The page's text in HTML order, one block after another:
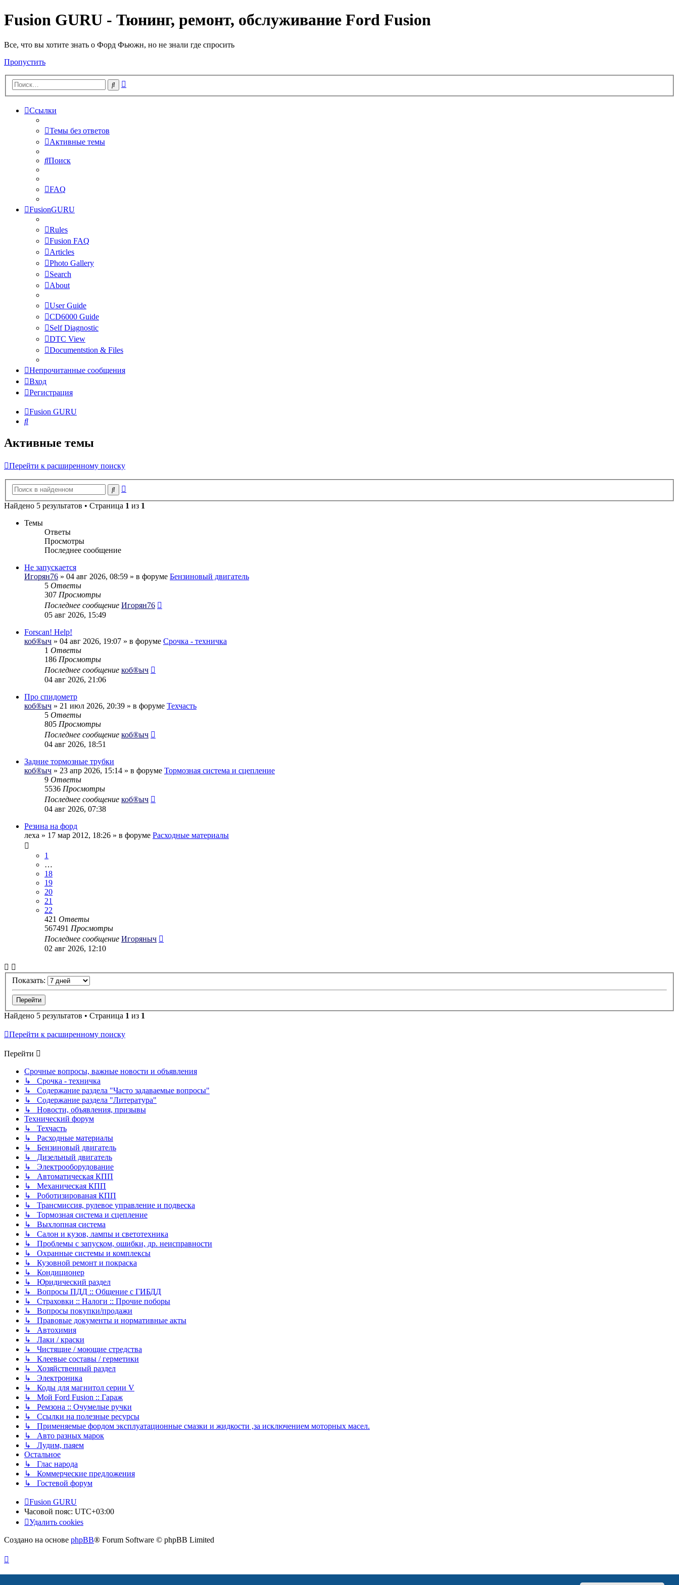
Fusion GURU - Тюнинг, ремонт, обслуживание Ford Fusion
Все, что вы хотите знать о Форд Фьюжн, но не знали где спросить
Пропустить
Поиск
Ссылки
Темы без ответов
Активные темы
Поиск
FAQ
FusionGURU
Rules
Fusion FAQ
Articles
Photo Gallery
Search
About
User Guide
CD6000 Guide
Self Diagnostic
DTC View
Documentstion & Files
Непрочитанные сообщения
Вход
Регистрация
Fusion GURU
Поиск
Активные темы
Перейти к расширенному поиску
Поиск
Найдено 5 результатов • Страница 1 из 1
Темы
Ответы
Просмотры
Последнее сообщение
Не запускается
Игорян76 » 04 авг 2026, 08:59 » в форуме Бензиновый двигатель
5 Ответы
307 Просмотры
Последнее сообщение Игорян76
05 авг 2026, 15:49
Forscan! Help!
коб®ыч » 04 авг 2026, 19:07 » в форуме Срочка - техничка
1 Ответы
186 Просмотры
Последнее сообщение коб®ыч
04 авг 2026, 21:06
Про спидометр
коб®ыч » 21 июл 2026, 20:39 » в форуме Техчасть
5 Ответы
805 Просмотры
Последнее сообщение коб®ыч
04 авг 2026, 18:51
Задние тормозные трубки
коб®ыч » 23 апр 2026, 15:14 » в форуме Тормозная система и сцепление
9 Ответы
5536 Просмотры
Последнее сообщение коб®ыч
04 авг 2026, 07:38
Резина на форд
леха » 17 мар 2012, 18:26 » в форуме Расходные материалы
1
…
18
19
20
21
22
421 Ответы
567491 Просмотры
Последнее сообщение Игоряныч
02 авг 2026, 12:10
Показать:
Найдено 5 результатов • Страница 1 из 1
Перейти к расширенному поиску
Перейти
Срочные вопросы, важные новости и объявления
↳ Срочка - техничка
↳ Содержание раздела "Часто задаваемые вопросы"
↳ Содержание раздела "Литература"
↳ Новости, объявления, призывы
Технический форум
↳ Техчасть
↳ Расходные материалы
↳ Бензиновый двигатель
↳ Дизельный двигатель
↳ Электрооборудование
↳ Автоматическая КПП
↳ Механическая КПП
↳ Роботизированая КПП
↳ Трансмиссия, рулевое управление и подвеска
↳ Тормозная система и сцепление
↳ Выхлопная система
↳ Салон и кузов, лампы и светотехника
↳ Проблемы с запуском, ошибки, др. неисправности
↳ Охранные системы и комплексы
↳ Кузовной ремонт и покраска
↳ Кондиционер
↳ Юридический раздел
↳ Вопросы ПДД :: Общение с ГИБДД
↳ Страховки :: Налоги :: Прочие поборы
↳ Вопросы покупки/продажи
↳ Правовые документы и нормативные акты
↳ Автохимия
↳ Лаки / краски
↳ Чистящие / моющие стредства
↳ Клеевые составы / герметики
↳ Хозяйственный раздел
↳ Электроника
↳ Коды для магнитол серии V
↳ Мой Ford Fusion :: Гараж
↳ Ремзона :: Очумелые ручки
↳ Ссылки на полезные ресурсы
↳ Применяемые фордом эксплуатационные смазки и жидкости ,за исключением моторных масел.
↳ Авто разных марок
↳ Лудим, паяем
Остальное
↳ Глас народа
↳ Коммерческие предложения
↳ Гостевой форум
Fusion GURU
Часовой пояс: UTC+03:00
Удалить cookies
Создано на основе phpBB® Forum Software © phpBB Limited